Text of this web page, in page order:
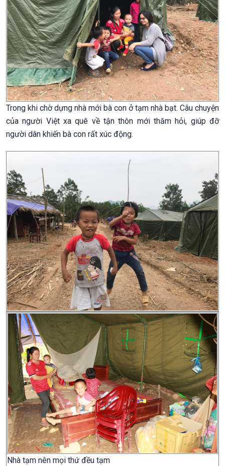
Trong khi chờ dựng nhà mới bà con ở tạm nhà bạt. Câu chuyện
của người Việt xa quê về tận thôn mới thăm hỏi, giúp đỡ
người dân khiến bà con rất xúc động.
Nhà tạm nên mọi thứ đều tạm